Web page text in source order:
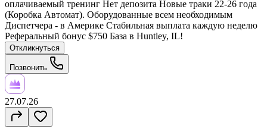
оплачиваемый тренинг Нет депозита Новые траки 22-26 года
(Коробка Автомат). Оборудованные всем необходимым
Диспетчера - в Америке Стабильная выплата каждую неделю
Реферальный бонус $750 База в Huntley, IL!
Откликнуться
Позвонить
27.07.26